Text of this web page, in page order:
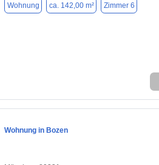
Wohnung ca. 142,00 m² Zimmer 6
Wohnung in Bozen